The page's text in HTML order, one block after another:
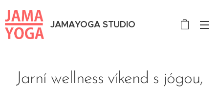
JAMAYOGA STUDIO
Jarní wellness víkend s jógou,